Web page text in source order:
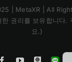
| MetaXR | All
권리를 보유합니다.
요.)
FacebookYouTubeBlogger
LINE